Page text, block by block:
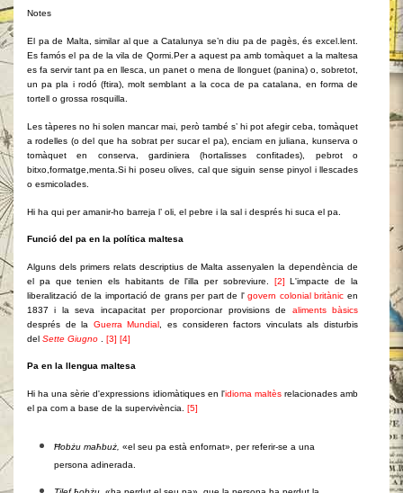
Notes
El pa de Malta, similar al que a Catalunya se’n diu pa de pagès, és excel.lent.
Es famós el pa de la vila de Qormi.Per a aquest pa amb tomàquet a la maltesa
es fa servir tant pa en llesca, un panet o mena de llonguet (panina) o, sobretot,
un pa pla i rodó (ftira), molt semblant a la coca de pa catalana, en forma de
tortell o grossa rosquilla.
Les tàperes no hi solen mancar mai, però també s’ hi pot afegir ceba, tomàquet
a rodelles (o del que ha sobrat per sucar el pa), enciam en juliana, kunserva o
tomàquet en conserva, gardiniera (hortalisses confitades), pebrot o
bitxo,formatge,menta.Si hi poseu olives, cal que siguin sense pinyol i llescades
o esmicolades.
Hi ha qui per amanir-ho barreja l’ oli, el pebre i la sal i després hi suca el pa.
Funció del pa en la política maltesa
Alguns dels primers relats descriptius de Malta assenyalen la dependència de
el pa que tenien els habitants de l'illa per sobreviure. [2] L'impacte de la
liberalització de la importació de grans per part de l'govern colonial britànic en
1837 i la seva incapacitat per proporcionar provisions de aliments bàsics
després de la Guerra Mundial , es consideren factors vinculats als disturbis
del Sette Giugno [3] [4]
Pa en la llengua maltesa
Hi ha una sèrie d'expressions idiomàtiques en l'idioma maltèsrelacionades amb
el pa com a base de la supervivència. [5]
Ħobżu maħbuż, «el seu pa està enfornat», per referir-se a una
persona adinerada.